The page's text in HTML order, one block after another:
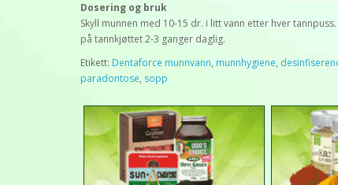
Dosering og bruk
Skyll munnen med 10-15 dr. i litt vann etter hver
på tannkjøttet 2-3 ganger daglig.
Etikett: Dentaforce munnvann, munnhygiene,
paradontose, sopp